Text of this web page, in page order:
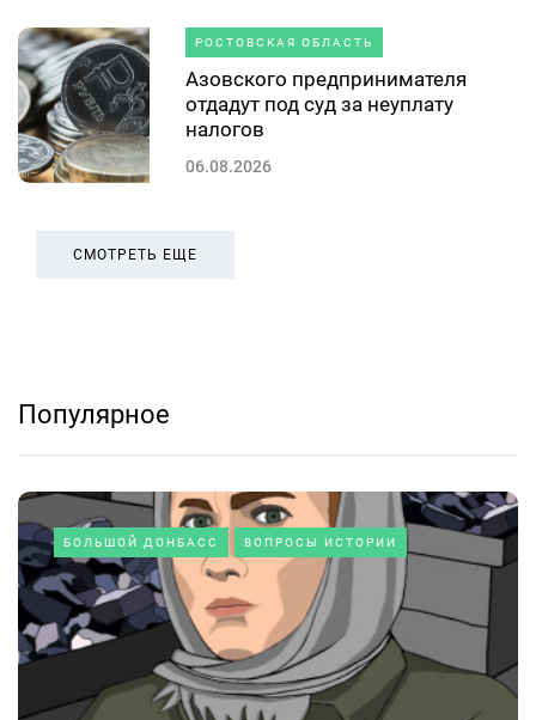
РОСТОВСКАЯ ОБЛАСТЬ
Азовского предпринимателя
отдадут под суд за неуплату
налогов
06.08.2026
СМОТРЕТЬ ЕЩЕ
Популярное
БОЛЬШОЙ ДОНБАСС ВОПРОСЫ ИСТОРИИ